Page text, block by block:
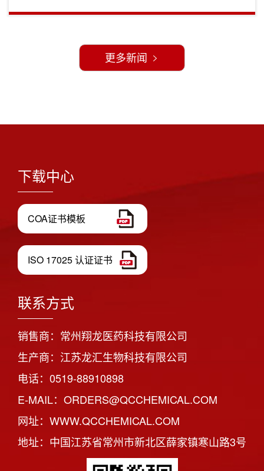
更多新闻
下载中心
COA证书模板
ISO 17025 认证证书
联系方式
销售商：常州翔龙医药科技有限公司
生产商：江苏龙汇生物科技有限公司
电话：0519-88910898
E-MAIL：ORDERS@QCCHEMICAL.COM
网址：WWW.QCCHEMICAL.COM
地址：中国江苏省常州市新北区薛家镇寒山路3号